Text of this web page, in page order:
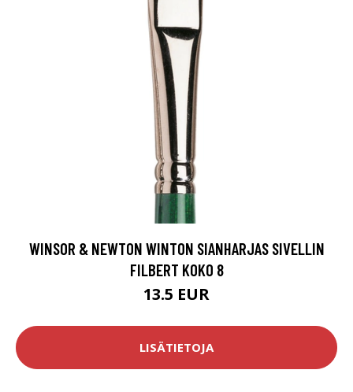
WINSOR & NEWTON WINTON SIANHARJAS SIVELLIN
FILBERT KOKO 8
13.5 EUR
LISÄTIETOJA